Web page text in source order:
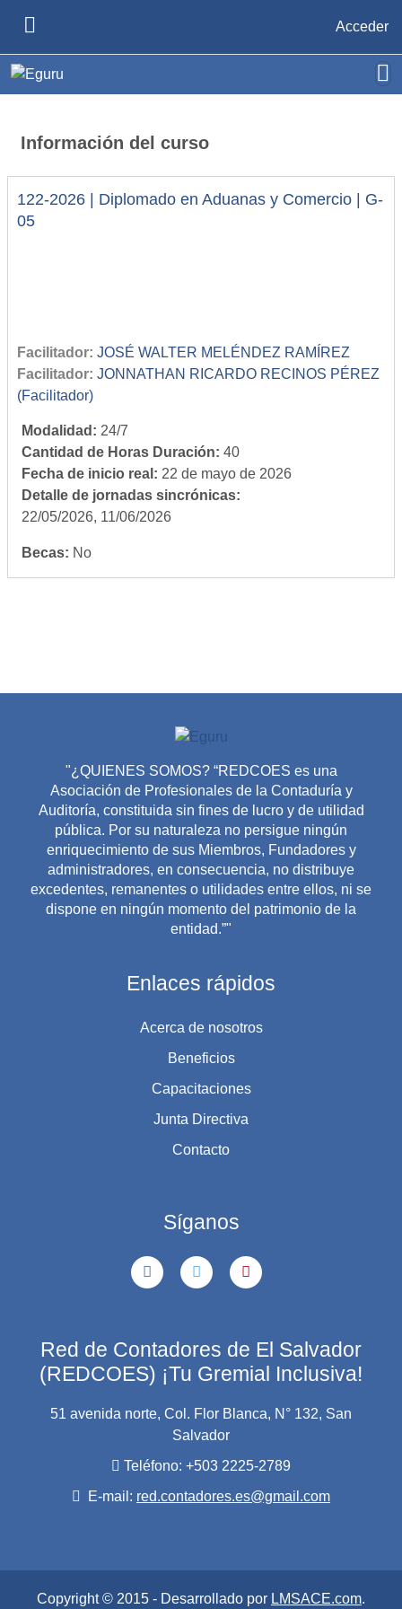
Acceder
Información del curso
122-2026 | Diplomado en Aduanas y Comercio | G-
05
Facilitador: JOSÉ WALTER MELÉNDEZ RAMÍREZ
Facilitador: JONNATHAN RICARDO RECINOS PÉREZ
(Facilitador)
Modalidad : 24/7
Cantidad de Horas Duración: 40
Fecha de inicio real : 22 de mayo de 2026
Detalle de jornadas sincrónicas:
22/05/2026, 11/06/2026
Becas: No
"¿QUIENES SOMOS? “REDCOES es una
Asociación de Profesionales de la Contaduría y
Auditoría, constituida sin fines de lucro y de utilidad
pública. Por su naturaleza no persigue ningún
enriquecimiento de sus Miembros, Fundadores y
administradores, en consecuencia, no distribuye
excedentes, remanentes o utilidades entre ellos, ni se
dispone en ningún momento del patrimonio de la
entidad.”"
Enlaces rápidos
Acerca de nosotros
Beneficios
Capacitaciones
Junta Directiva
Contacto
Síganos
Red de Contadores de El Salvador
(REDCOES) ¡Tu Gremial Inclusiva!
51 avenida norte, Col. Flor Blanca, N° 132, San
Salvador
Teléfono: +503 2225-2789
E-mail: red.contadores.es@gmail.com
Copyright © 2015 - Desarrollado por LMSACE.com.